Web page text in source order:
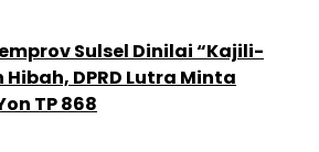
Sulsel Dinilai “Kajili-
Hibah, DPRD Lutra Minta
TP 868